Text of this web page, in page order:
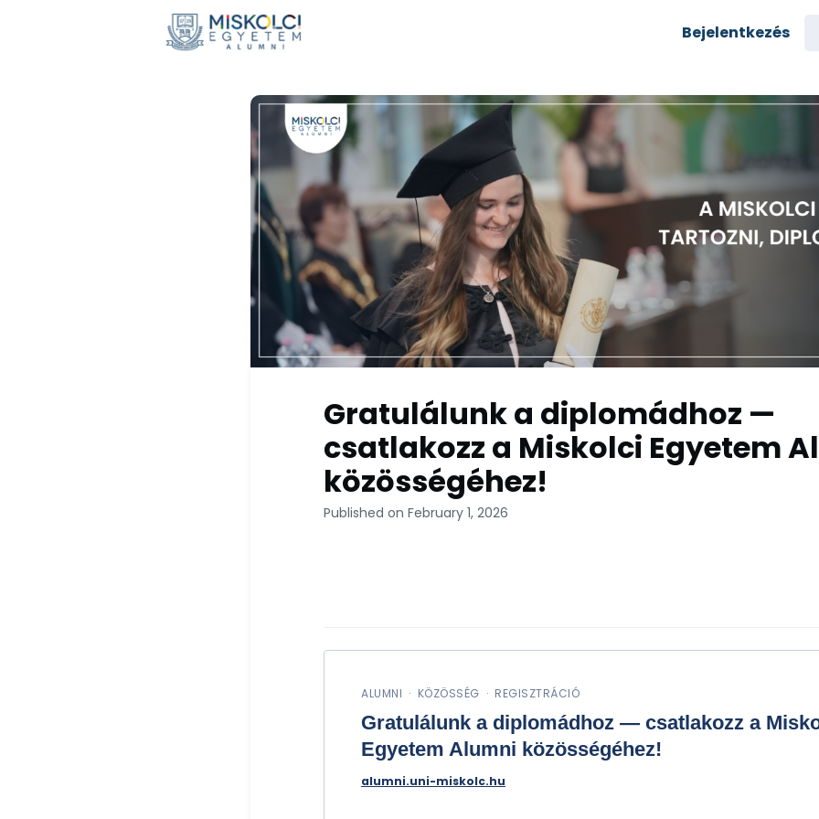
Adományozás Csoportok
Visszatérés az egyetemre
Nemzetközi alumni Rólunk
Bejelentkezés
Gratulálunk a diplomádhoz —
csatlakozz a Miskolci Egyetem
közösségéhez!
Published on February 1, 2026
ALUMNI · KÖZÖSSÉG · REGISZTRÁCIÓ
Gratulálunk a diplomádhoz — csatlakozz a
Egyetem Alumni közösségéhez!
alumni.uni-miskolc.hu